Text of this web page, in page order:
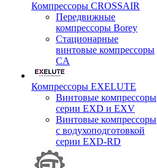
Компрессоры CROSSAIR
Передвижные
компрессоры Borey
Стационарные
винтовые компрессоры
CA
Компрессоры EXELUTE
Винтовые компрессоры
серии EXD и EXV
Винтовые компрессоры
с водухоподготовкой
серии EXD-RD